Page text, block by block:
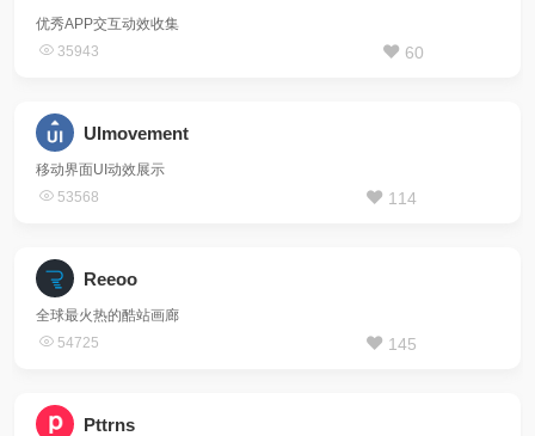
优秀APP交互动效收集
35943
60
UImovement
移动界面UI动效展示
53568
114
Reeoo
全球最火热的酷站画廊
54725
145
Pttrns